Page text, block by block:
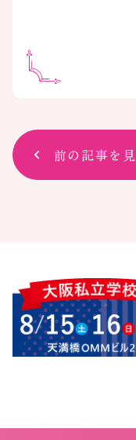
前の記事を